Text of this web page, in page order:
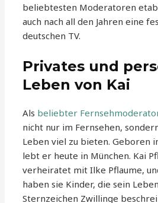
beliebtesten Moderatoren
auch nach all den Jahren eine
deutschen TV.
Privates und
Leben von Kai
Als beliebter
nicht nur im Fernsehen,
Leben viel zu bieten. Geboren
lebt er heute in München. Kai
verheiratet mit Ilke Pflaume,
haben sie Kinder, die sein
Sternzeichen Zwillinge